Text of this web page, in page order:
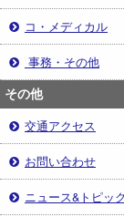
コ・メディカル
事務・その他
その他
交通アクセス
お問い合わせ
ニュース&トピッ